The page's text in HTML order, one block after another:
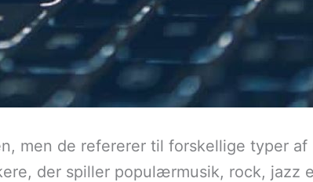
men de refererer til forskellige typer af
der spiller populærmusik, rock, jazz